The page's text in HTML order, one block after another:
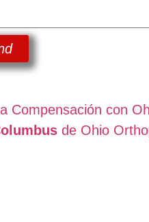
Compensación con
de Ohio